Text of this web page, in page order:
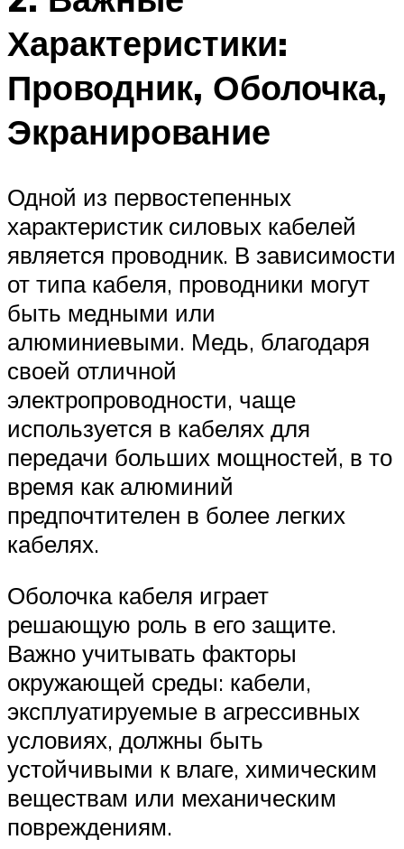
Характеристики:
Проводник, Оболочка,
Экранирование
Одной из первостепенных
характеристик силовых кабелей
является проводник. В зависимости
от типа кабеля, проводники могут
быть медными или
алюминиевыми. Медь, благодаря
своей отличной
электропроводности, чаще
используется в кабелях для
передачи больших мощностей, в то
время как алюминий
предпочтителен в более легких
кабелях.
Оболочка кабеля играет
решающую роль в его защите.
Важно учитывать факторы
окружающей среды: кабели,
эксплуатируемые в агрессивных
условиях, должны быть
устойчивыми к влаге, химическим
веществам или механическим
повреждениям.